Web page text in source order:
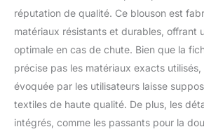
réputation de qualité. Ce blouson est
matériaux résistants et durables, offrant
optimale en cas de chute. Bien que la
précise pas les matériaux exacts utilisés,
évoquée par les utilisateurs laisse
textiles de haute qualité. De plus, les
intégrés, comme les passants pour la